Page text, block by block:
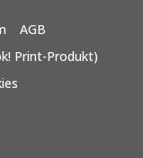
AGB
Print-Produkt)